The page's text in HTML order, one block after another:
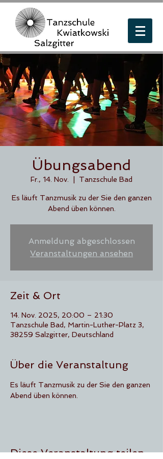
Übungsabend
Fr., 14. Nov. Tanzschule Bad
Es läuft Tanzmusik zu der Sie den ganzen
Abend üben können.
Anmeldung abgeschlossen
Veranstaltungen ansehen
Zeit & Ort
14. Nov. 2025, 20:00 – 21:30
Tanzschule Bad, Martin-Luther-Platz 3,
38259 Salzgitter, Deutschland
Über die Veranstaltung
Es läuft Tanzmusik zu der Sie den ganzen
Abend üben können.
Diese Veranstaltung teilen